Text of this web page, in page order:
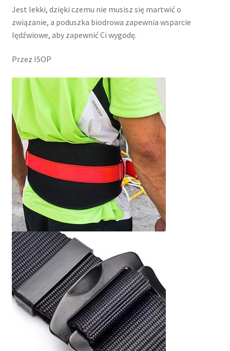
Jest lekki, dzięki czemu nie musisz się martwić o
związanie, a poduszka biodrowa zapewnia wsparcie
lędźwiowe, aby zapewnić Ci wygodę.
Przez ISOP